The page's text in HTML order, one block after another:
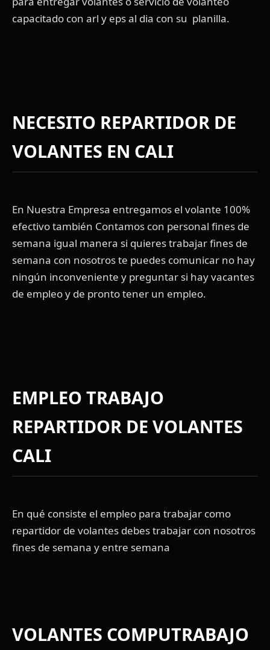
capacitado con arl y eps al dia con su planilla.
NECESITO REPARTIDOR DE
VOLANTES EN CALI
En Nuestra Empresa entregamos el volante 100%
efectivo también Contamos con personal fines de
semana igual manera si quieres trabajar fines de
semana con nosotros te puedes comunicar no hay
ningún inconveniente y preguntar si hay vacantes
de empleo y de pronto tener un empleo.
EMPLEO TRABAJO
REPARTIDOR DE VOLANTES
CALI
En qué consiste el empleo para trabajar como
repartidor de volantes debes trabajar con nosotros
fines de semana y entre semana
VOLANTES COMPUTRABAJO